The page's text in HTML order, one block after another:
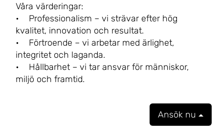
Våra värderingar:
• Professionalism – vi strävar efter hög
kvalitet, innovation och resultat.
• Förtroende – vi arbetar med ärlighet,
integritet och laganda.
• Hållbarhet – vi tar ansvar för människor,
miljö och framtid.
Ansök nu